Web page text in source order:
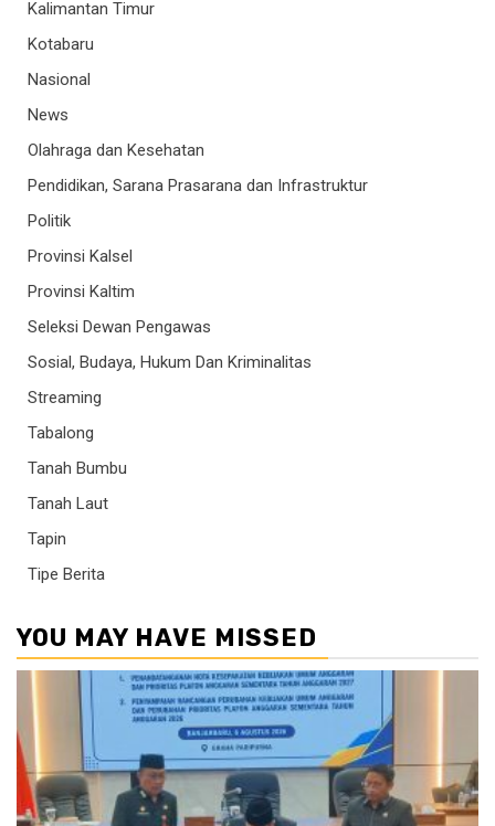
Kalimantan Timur
Kotabaru
Nasional
News
Olahraga dan Kesehatan
Pendidikan, Sarana Prasarana dan Infrastruktur
Politik
Provinsi Kalsel
Provinsi Kaltim
Seleksi Dewan Pengawas
Sosial, Budaya, Hukum Dan Kriminalitas
Streaming
Tabalong
Tanah Bumbu
Tanah Laut
Tapin
Tipe Berita
YOU MAY HAVE MISSED